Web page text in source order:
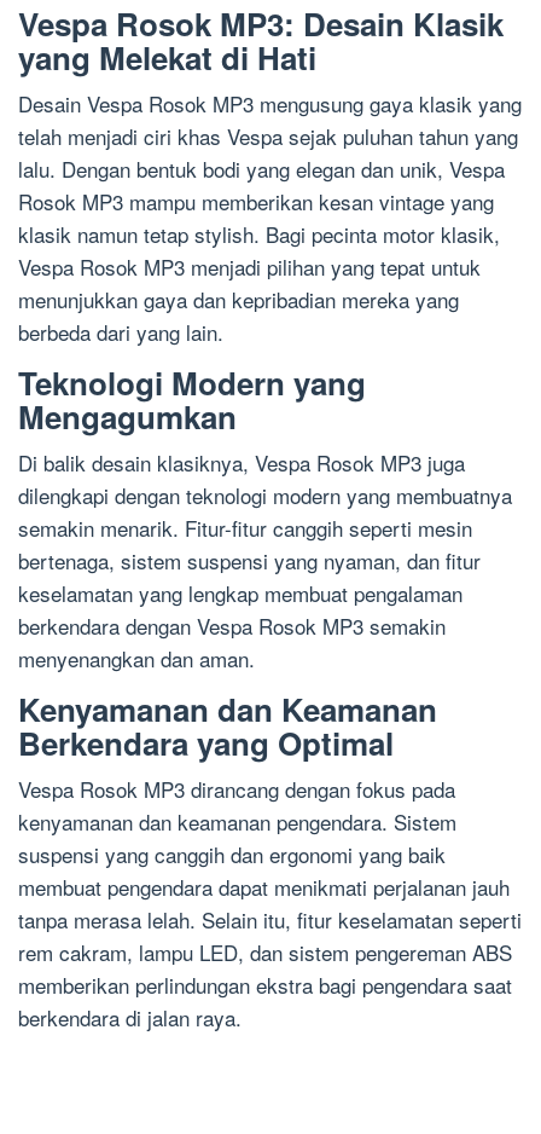
Vespa Rosok MP3: Desain Klasik
yang Melekat di Hati
Desain Vespa Rosok MP3 mengusung gaya klasik yang
telah menjadi ciri khas Vespa sejak puluhan tahun yang
lalu. Dengan bentuk bodi yang elegan dan unik, Vespa
Rosok MP3 mampu memberikan kesan vintage yang
klasik namun tetap stylish. Bagi pecinta motor klasik,
Vespa Rosok MP3 menjadi pilihan yang tepat untuk
menunjukkan gaya dan kepribadian mereka yang
berbeda dari yang lain.
Teknologi Modern yang
Mengagumkan
Di balik desain klasiknya, Vespa Rosok MP3 juga
dilengkapi dengan teknologi modern yang membuatnya
semakin menarik. Fitur-fitur canggih seperti mesin
bertenaga, sistem suspensi yang nyaman, dan fitur
keselamatan yang lengkap membuat pengalaman
berkendara dengan Vespa Rosok MP3 semakin
menyenangkan dan aman.
Kenyamanan dan Keamanan
Berkendara yang Optimal
Vespa Rosok MP3 dirancang dengan fokus pada
kenyamanan dan keamanan pengendara. Sistem
suspensi yang canggih dan ergonomi yang baik
membuat pengendara dapat menikmati perjalanan jauh
tanpa merasa lelah. Selain itu, fitur keselamatan seperti
rem cakram, lampu LED, dan sistem pengereman ABS
memberikan perlindungan ekstra bagi pengendara saat
berkendara di jalan raya.